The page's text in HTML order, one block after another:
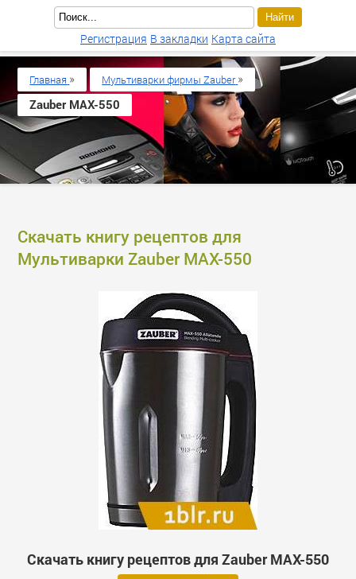
Скачать книгу рецептов для
Мультиварки Zauber MAX-550
Скачать книгу рецептов для Zauber MAX-550
Главная » Мультиварки фирмы Zauber »
Zauber MAX-550
Регистрация В закладки Карта сайта